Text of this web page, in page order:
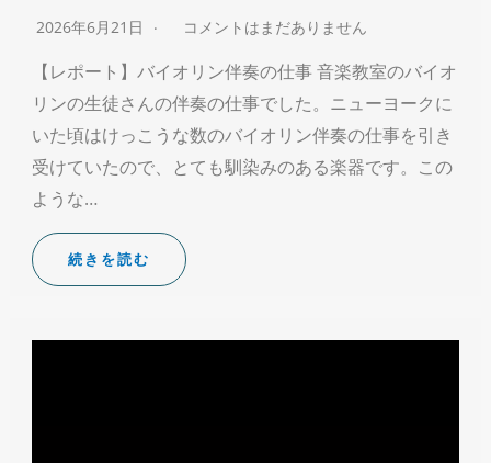
2026年6月21日 コメントはまだありません
【レポート】バイオリン伴奏の仕事 音楽教室のバイオ
リンの生徒さんの伴奏の仕事でした。ニューヨークに
いた頃はけっこうな数のバイオリン伴奏の仕事を引き
受けていたので、とても馴染みのある楽器です。この
ような…
続きを読む